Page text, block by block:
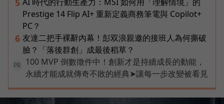
5
Prestige 14 Flip AI+ 重新定義商務筆電與 Copilot+
PC？
6 友達二把手裸辭內幕！彭双浪親邀的接班人為何撕破
臉？「落後群創」成最後稻草？
PR
100 MVP 倒數徵件中！創新才是持續成長的動能，
永續才能成就傳奇不敗的經典➤讓每一步改變被看見